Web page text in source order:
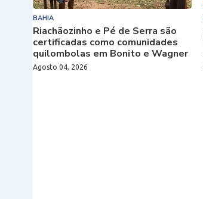
BAHIA
Riachãozinho e Pé de Serra são
certificadas como comunidades
quilombolas em Bonito e Wagner
Agosto 04, 2026